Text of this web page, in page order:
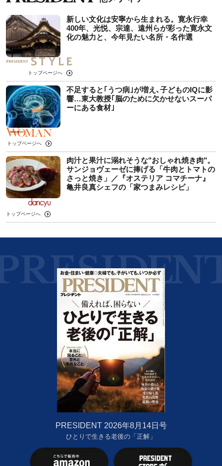
新しい文化は安寧から生まれる。寛永行幸
400年、光悦、宗達、遠州らが彩った寛永文
化の魅力と、今年見たい名所・名作選
トップページへ
不足すると｢うつ病｣が増え､子どものIQに影
響…東大教授｢脳のために欠かせないスーパ
ーにある食材｣
トップページへ
肉汁と果汁に溺れそうな"おしゃれ焼き肉"。
サンジョヴェーゼに捧げる「牛肉とトマトの
さっと焼き」／『オステリア コマチーナ』
亀井良真シェフの「家つまみレシピ」
トップページへ
PRESIDENT 2026年8月14日号
ひとりで生きる老後の「正解」